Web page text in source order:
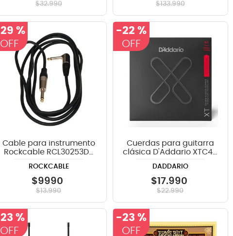
$32.990 $133.990
29 %
Cable para instrumento
Rockcable RCL30253D7
ROCKCABLE
$9990
$13.990
-22 %
Cuerdas para guitarra
clásica D'Addario XTC45
DADDARIO
$17.990
$22.990
23 % -23 %